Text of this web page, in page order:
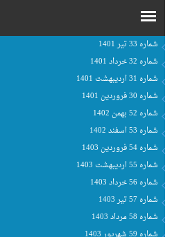
شماره 33 تیر 1401
شماره 32 خرداد 1401
شماره 31 اردیبهشت 1401
شماره 30 فروردین 1401
شماره 52 بهمن 1402
شماره 53 اسفند 1402
شماره 54 فروردین 1403
شماره 55 اردیبهشت 1403
شماره 56 خرداد 1403
شماره 57 تیر 1403
شماره 58 مرداد 1403